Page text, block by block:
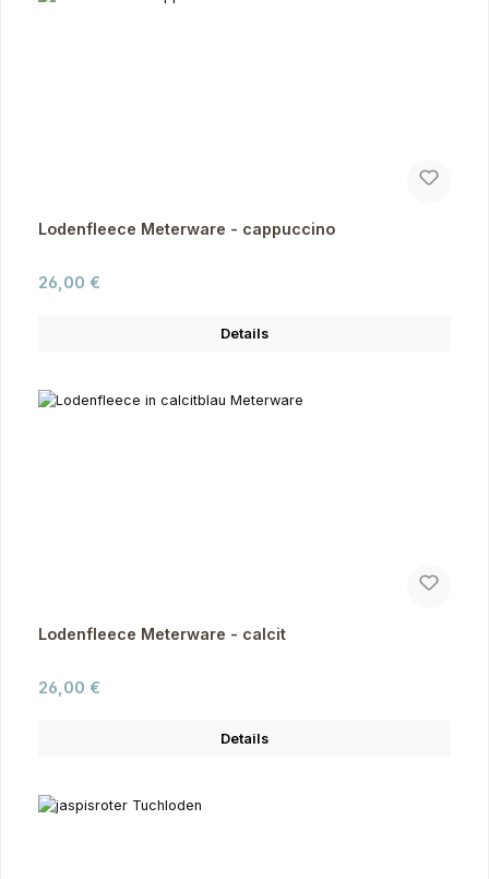
Lodenfleece Meterware - cappuccino
Regulärer Preis:
26,00 €
Details
Lodenfleece Meterware - calcit
Regulärer Preis:
26,00 €
Details